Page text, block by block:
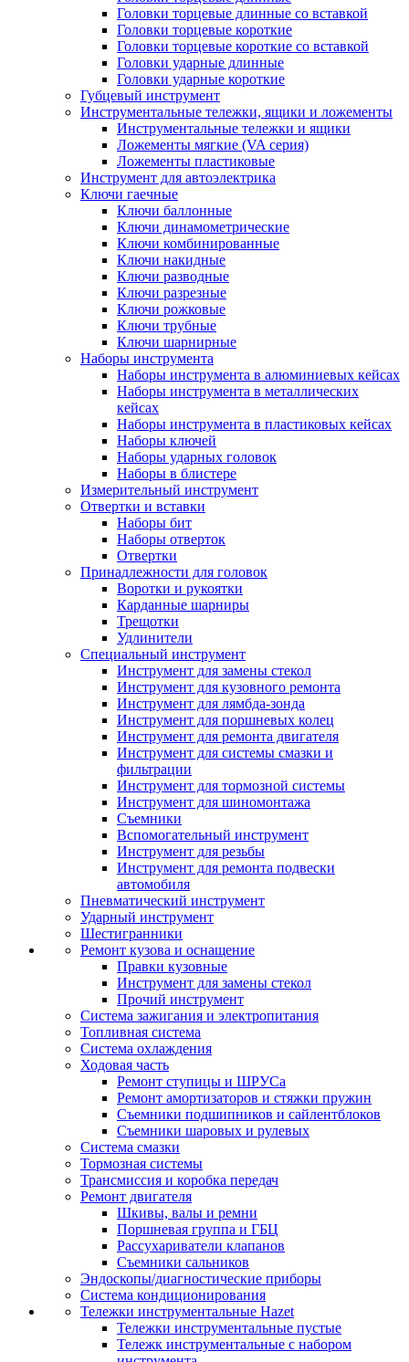
Головки торцевые длинные со вставкой
Головки торцевые короткие
Головки торцевые короткие со вставкой
Головки ударные длинные
Головки ударные короткие
Губцевый инструмент
Инструментальные тележки, ящики и ложементы
Инструментальные тележки и ящики
Ложементы мягкие (VA серия)
Ложементы пластиковые
Инструмент для автоэлектрика
Ключи гаечные
Ключи баллонные
Ключи динамометрические
Ключи комбинированные
Ключи накидные
Ключи разводные
Ключи разрезные
Ключи рожковые
Ключи трубные
Ключи шарнирные
Наборы инструмента
Наборы инструмента в алюминиевых кейсах
Наборы инструмента в металлических
кейсах
Наборы инструмента в пластиковых кейсах
Наборы ключей
Наборы ударных головок
Наборы в блистере
Измерительный инструмент
Отвертки и вставки
Наборы бит
Наборы отверток
Отвертки
Принадлежности для головок
Воротки и рукоятки
Карданные шарниры
Трещотки
Удлинители
Специальный инструмент
Инструмент для замены стекол
Инструмент для кузовного ремонта
Инструмент для лямбда-зонда
Инструмент для поршневых колец
Инструмент для ремонта двигателя
Инструмент для системы смазки и
фильтрации
Инструмент для тормозной системы
Инструмент для шиномонтажа
Съемники
Вспомогательный инструмент
Инструмент для резьбы
Инструмент для ремонта подвески
автомобиля
Пневматический инструмент
Ударный инструмент
Шестигранники
Ремонт кузова и оснащение
Правки кузовные
Инструмент для замены стекол
Прочий инструмент
Система зажигания и электропитания
Топливная система
Система охлаждения
Ходовая часть
Ремонт ступицы и ШРУСа
Ремонт амортизаторов и стяжки пружин
Съемники подшипников и сайлентблоков
Съемники шаровых и рулевых
Система смазки
Тормозная системы
Трансмиссия и коробка передач
Ремонт двигателя
Шкивы, валы и ремни
Поршневая группа и ГБЦ
Рассухариватели клапанов
Съемники сальников
Эндоскопы/диагностические приборы
Система кондиционирования
Тележки инструментальные Hazet
Тележки инструментальные пустые
Тележк инструментальные с набором